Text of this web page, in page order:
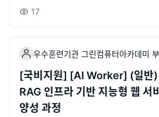
목표 중 하나로 설정하고 있습니다
트기기 등 다양한 디바이스 환경을 전제
의 전주기 디지털디자인 실무 역량을 교
51-912-1000■ 카카오채널채팅 :
G/chat■ 접수 : 바로가기​
원: 30명&nbsp;※​ 지원자격· 국민내일배
(특정계층) 훈련비 전액 지원· ​훈련장려
지급· ​구직촉진수당 : 국취1유형-월 최대
40만원)· ​1:1 취업지원 서비스 제공 (진로
·취업세미나·참여 기업 취업 연계 등)· 훈
보험)&nbsp;&nbsp;※​​ 과정안내· ​ 금융
AI를 활용하여 금융상품 판매사이트 개발
17
우수훈련기관 그린컴퓨터아카데미
[국비지원] [AI Worker] (일반)
RAG 인프라 기반 지능형 웹
양성 과정